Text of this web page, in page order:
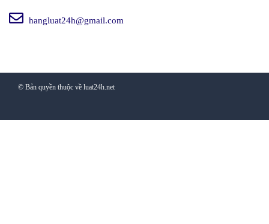
hangluat24h@gmail.com
© Bản quyền thuộc về luat24h.net